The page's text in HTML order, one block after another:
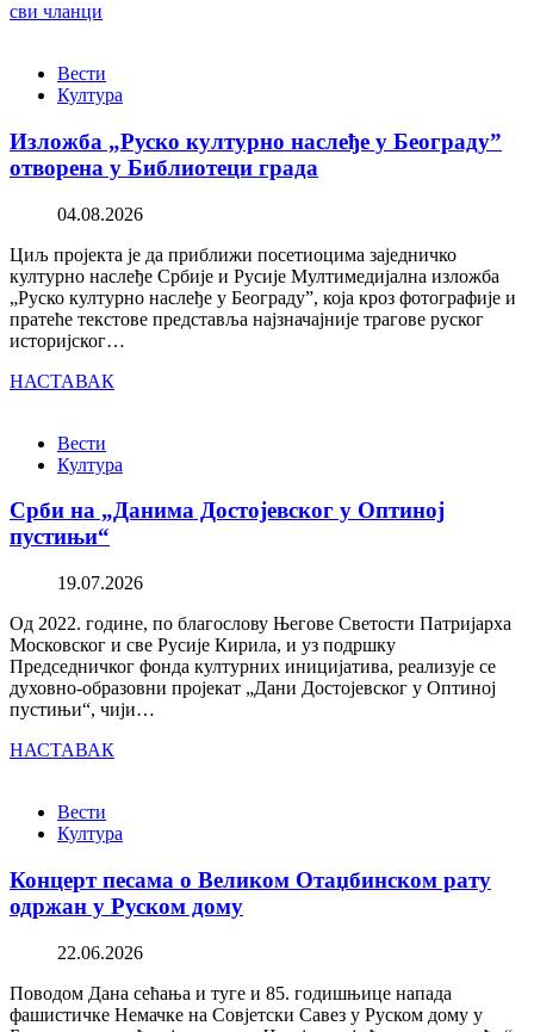
сви чланци
Вести
Култура
Изложба „Руско културно наслеђе у Београду”
отворена у Библиотеци града
04.08.2026
Циљ пројекта је да приближи посетиоцима заједничко
културно наслеђе Србије и Русије Мултимедијална изложба
„Руско културно наслеђе у Београду”, која кроз фотографије и
пратеће текстове представља најзначајније трагове руског
историјског…
НАСТАВАК
Вести
Култура
Срби на „Данима Достојевског у Оптиној
пустињи“
19.07.2026
Од 2022. године, по благослову Његове Светости Патријарха
Московског и све Русије Кирила, и уз подршку
Председничког фонда културних иницијатива, реализује се
духовно-образовни пројекат „Дани Достојевског у Оптиној
пустињи“, чији…
НАСТАВАК
Вести
Култура
Концерт песама о Великом Отаџбинском рату
одржан у Руском дому
22.06.2026
Поводом Дана сећања и туге и 85. годишњице напада
фашистичке Немачке на Совјетски Савез у Руском дому у